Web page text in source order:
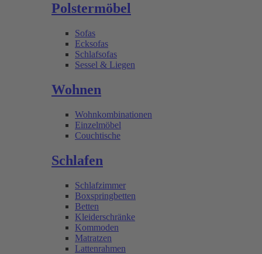
Polstermöbel
Sofas
Ecksofas
Schlafsofas
Sessel & Liegen
Wohnen
Wohnkombinationen
Einzelmöbel
Couchtische
Schlafen
Schlafzimmer
Boxspringbetten
Betten
Kleiderschränke
Kommoden
Matratzen
Lattenrahmen